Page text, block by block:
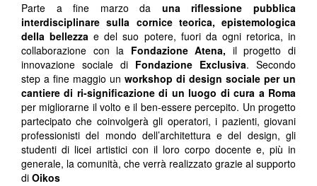
Parte a fine marzo da una riflessione pubblica
interdisciplinare sulla cornice teorica, epistemologica
della bellezza e del suo potere, fuori da ogni retorica, in
collaborazione con la Fondazione Atena, il progetto di
innovazione sociale di Fondazione Exclusiva. Secondo
step a fine maggio un workshop di design sociale per un
cantiere di ri-significazione di un luogo di cura a Roma
per migliorarne il volto e il ben-essere percepito. Un progetto
partecipato che coinvolgerà gli operatori, i pazienti, giovani
professionisti del mondo dell’architettura e del design, gli
studenti di licei artistici con il loro corpo docente e, più in
generale, la comunità, che verrà realizzato grazie al supporto
di Oikos